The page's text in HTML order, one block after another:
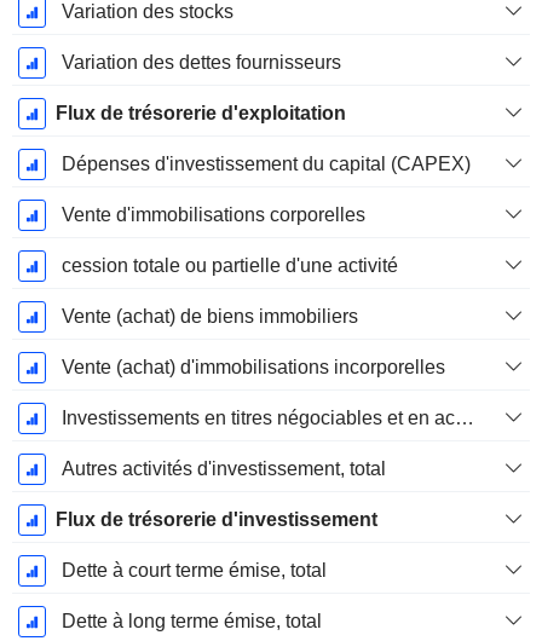
Variation des stocks
Variation des dettes fournisseurs
Flux de trésorerie d'exploitation
Dépenses d'investissement du capital (CAPEX)
Vente d'immobilisations corporelles
cession totale ou partielle d'une activité
Vente (achat) de biens immobiliers
Vente (achat) d'immobilisations incorporelles
Investissements en titres négociables et en actions, total
Autres activités d'investissement, total
Flux de trésorerie d'investissement
Dette à court terme émise, total
Dette à long terme émise, total